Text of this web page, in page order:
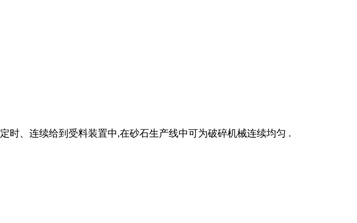
时、连续给到受料装置中,在砂石生产线中可为破碎机械连续均匀 .